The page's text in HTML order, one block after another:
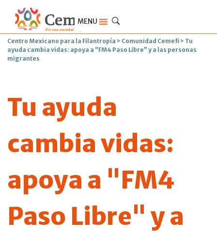
MENU
Centro Mexicano para la Filantropía > Comunidad Cemefi > Tu
ayuda cambia vidas: apoya a “FM4 Paso Libre” y a las personas
migrantes
Tu ayuda
cambia vidas:
apoya a "FM4
Paso Libre" y a